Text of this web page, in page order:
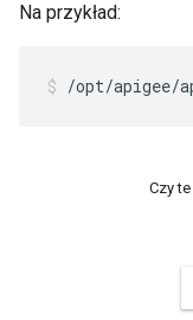
Na przykład:
/opt/apigee/
Czy